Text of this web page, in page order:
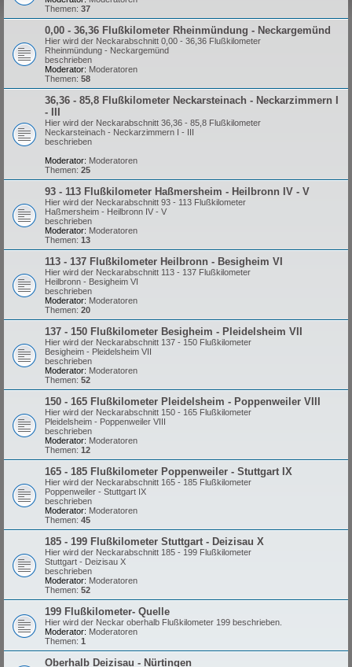
Themen: 37
0,00 - 36,36 Flußkilometer Rheinmündung - Neckargemünd
Hier wird der Neckarabschnitt 0,00 - 36,36 Flußkilometer
Rheinmündung - Neckargemünd
beschrieben
Moderator: Moderatoren
Themen: 58
36,36 - 85,8 Flußkilometer Neckarsteinach - Neckarzimmern I
- III
Hier wird der Neckarabschnitt 36,36 - 85,8 Flußkilometer
Neckarsteinach - Neckarzimmern I - III
beschrieben
Moderator: Moderatoren
Themen: 25
93 - 113 Flußkilometer Haßmersheim - Heilbronn IV - V
Hier wird der Neckarabschnitt 93 - 113 Flußkilometer
Haßmersheim - Heilbronn IV - V
beschrieben
Moderator: Moderatoren
Themen: 13
113 - 137 Flußkilometer Heilbronn - Besigheim VI
Hier wird der Neckarabschnitt 113 - 137 Flußkilometer
Heilbronn - Besigheim VI
beschrieben
Moderator: Moderatoren
Themen: 20
137 - 150 Flußkilometer Besigheim - Pleidelsheim VII
Hier wird der Neckarabschnitt 137 - 150 Flußkilometer
Besigheim - Pleidelsheim VII
beschrieben
Moderator: Moderatoren
Themen: 52
150 - 165 Flußkilometer Pleidelsheim - Poppenweiler VIII
Hier wird der Neckarabschnitt 150 - 165 Flußkilometer
Pleidelsheim - Poppenweiler VIII
beschrieben
Moderator: Moderatoren
Themen: 12
165 - 185 Flußkilometer Poppenweiler - Stuttgart IX
Hier wird der Neckarabschnitt 165 - 185 Flußkilometer
Poppenweiler - Stuttgart IX
beschrieben
Moderator: Moderatoren
Themen: 45
185 - 199 Flußkilometer Stuttgart - Deizisau X
Hier wird der Neckarabschnitt 185 - 199 Flußkilometer
Stuttgart - Deizisau X
beschrieben
Moderator: Moderatoren
Themen: 52
199 Flußkilometer- Quelle
Hier wird der Neckar oberhalb Flußkilometer 199 beschrieben.
Moderator: Moderatoren
Themen: 1
Oberhalb Deizisau - Nürtingen